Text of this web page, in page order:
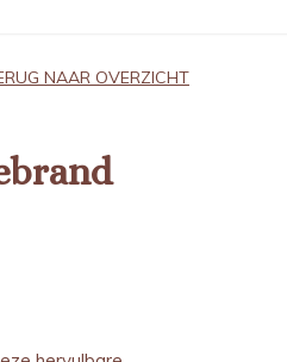
NAAR OVERZICHT